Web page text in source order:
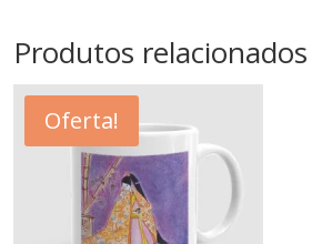
Produtos relacionados
Oferta!